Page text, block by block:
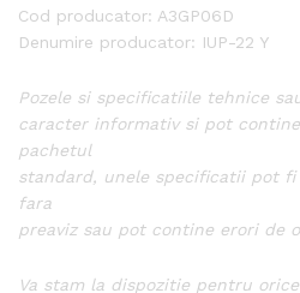
Cod producator: A3GP06D
Denumire producator: IUP-22 Y
Pozele si specificatiile tehnice
caracter informativ si pot
pachetul
standard, unele specificatii pot
fara
preaviz sau pot contine erori de
Va stam la dispozitie pentru